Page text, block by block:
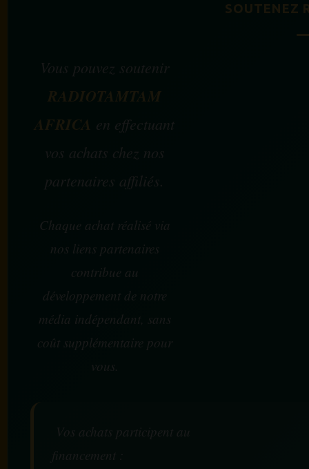
SOUTENEZ
Vous pouvez soutenir
RADIOTAMTAM
AFRICA en effectuant
vos achats chez nos
partenaires affiliés.
Chaque achat réalisé via
nos liens partenaires
contribue au
développement de notre
média indépendant, sans
coût supplémentaire pour
vous.